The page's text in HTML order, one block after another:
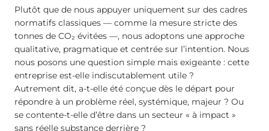
Plutôt que de nous appuyer uniquement sur des cadres
normatifs classiques — comme la mesure stricte des
tonnes de CO₂ évitées —, nous adoptons une approche
qualitative, pragmatique et centrée sur l’intention. Nous
nous posons une question simple mais exigeante : cette
entreprise est-elle indiscutablement utile ?
Autrement dit, a-t-elle été conçue dès le départ pour
répondre à un problème réel, systémique, majeur ? Ou
se contente-t-elle d’être dans un secteur « à impact »
sans réelle substance derrière ?